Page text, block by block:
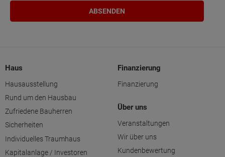
Haus
Hausausstellung
Rund um den Hausbau
Zufriedene Bauherren
Sicherheiten
Individuelles Traumhaus
Kapitalanlage / Investoren
Finanzierung
Finanzierung
Über uns
Veranstaltungen
Wir über uns
Kundenbewertung